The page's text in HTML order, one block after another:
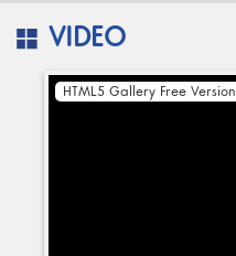
VIDEO
HTML5 Gallery Free Version